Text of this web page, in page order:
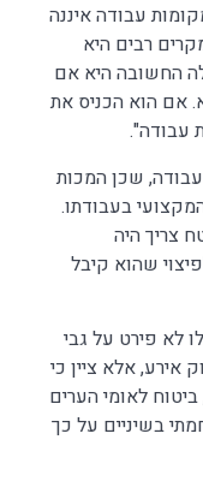
עבודה איננה
רבים היא
החשובה היא אם
אם הוא הכניס את
עבודה".
שכן המכות
בעבודתו.
צריך היה
שהוא קיבל
לא פירט על גבי
אירע, אלא ציין כי
לאומי הערים
בשיניים על כך